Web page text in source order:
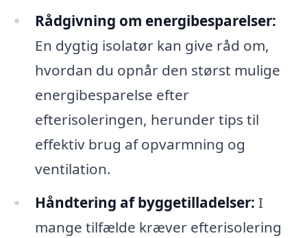
Rådgivning om energibesparelser:
En dygtig isolatør kan give råd om,
hvordan du opnår den størst mulige
energibesparelse efter
efterisoleringen, herunder tips til
effektiv brug af opvarmning og
ventilation.
Håndtering af byggetilladelser: I
mange tilfælde kræver efterisolering